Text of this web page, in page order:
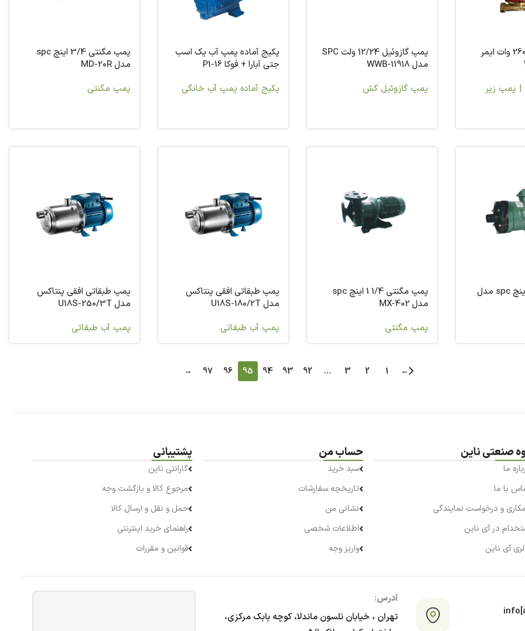
پمپ آبگرمکن 260 وات ایمر
| پمپ زیر
پمپ گازوئیل 12/24 ولت SPC
مدل WWB-11918
پمپ گازوئیل کش
پکیج آماده پمپ آب یک اسب
جتی آبارا + فوکا P1-16
پکیج آماده پمپ آب خانگی
پمپ مگنتی 3/4 اینچ spc
مدل MD-20R
پمپ مگنتی
پمپ مگنتی 1 اینچ spc مدل
پمپ مگنتی 1/4 1 اینچ spc
مدل MX-402
پمپ مگنتی
پمپ طبقاتی افقی پنتاکس
مدل U18S-180/2T
پمپ آب طبقاتی
پمپ طبقاتی افقی پنتاکس
مدل U18S-250/3T
پمپ آب طبقاتی
←
1
2
3
…
92
93
94
95
96
97
→
صنعتی ناین
ما
با ما
و درخواست نمایندگی
در آی ناین
آی ناین
حساب من
سبد خرید
تاریخچه سفارشات
نشانی من
اطلاعات شخصی
واریز وجه
پشتیبانی
گارانتی ناین
مرجوع کالا و بازگشت وجه
حمل و نقل و ارسال کالا
راهنمای خرید اینترنتی
قوانین و مقررات
آدرس:
تهران ، خیابان نلسون ماندلا، کوچه بابک مرکزی،